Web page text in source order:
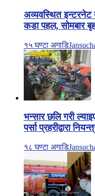
अव्यवस्थित इन्टरनेट
कडा पहल, सोमबार
१५ घण्टा अगाडि
भन्सार छलि गरी
पर्सा प्रहरीद्वारा
१८ घण्टा अगाडि